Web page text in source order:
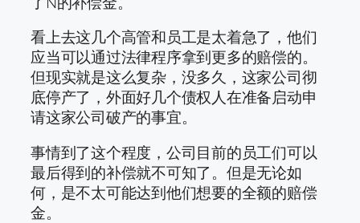
看上去这几个高管和员工是太着急了，他们
应当可以通过法律程序拿到更多的赔偿的。
但现实就是这么复杂，没多久，这家公司彻
底停产了，外面好几个债权人在准备启动申
请这家公司破产的事宜。
事情到了这个程度，公司目前的员工们可以
最后得到的补偿就不可知了。但是无论如
何，是不太可能达到他们想要的全额的赔偿
金。